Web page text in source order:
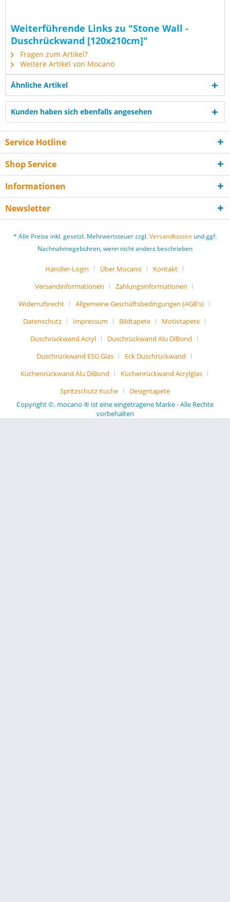
Weiterführende Links zu "Stone Wall -
Duschrückwand [120x210cm]"
Fragen zum Artikel?
Weitere Artikel von Mocano
Ähnliche Artikel
Kunden haben sich ebenfalls angesehen
Service Hotline
Shop Service
Informationen
Newsletter
* Alle Preise inkl. gesetzl. Mehrwertsteuer zzgl.Versandkosten und ggf.
Nachnahmegebühren, wenn nicht anders beschrieben
Händler-Login Über Mocano
Kontakt
Versandinformationen
Zahlungsinformationen
Widerrufsrecht
Allgemeine Geschäftsbedingungen (AGB's)
Datenschutz
Impressum Bildtapete
Motivtapete
Duschrückwand Acryl
Duschrückwand Alu DiBond
Duschrückwand ESG Glas
Eck Duschrückwand
Küchenrückwand Alu DiBond
Küchenrückwand Acrylglas
Spritzschutz Küche
Designtapete
Copyright ©, mocano ® ist eine eingetragene Marke - Alle Rechte
vorbehalten